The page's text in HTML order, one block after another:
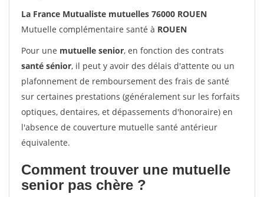
La France Mutualiste mutuelles 76000 ROUEN
Mutuelle complémentaire santé à ROUEN
Pour une mutuelle senior, en fonction des contrats
santé sénior, il peut y avoir des délais d'attente ou un
plafonnement de remboursement des frais de santé
sur certaines prestations (généralement sur les forfaits
optiques, dentaires, et dépassements d'honoraire) en
l'absence de couverture mutuelle santé antérieur
équivalente.
Comment trouver une mutuelle
senior pas chère ?